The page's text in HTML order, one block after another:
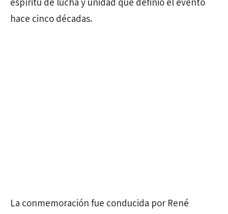
hace cinco décadas.
La conmemoración fue conducida por René